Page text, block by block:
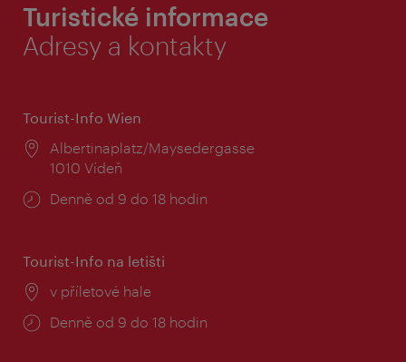
Turistické informace
Adresy a kontakty
Tourist-Info Wien
Místo:
Albertinaplatz/Maysedergasse
1010 Vídeň
Provozní
Denně od 9 do 18 hodin
Tourist-Info na letišti
Místo:
v příletové hale
Provozní
Denně od 9 do 18 hodin